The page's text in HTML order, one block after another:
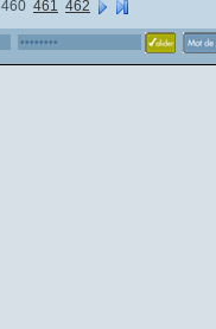
460 461 462